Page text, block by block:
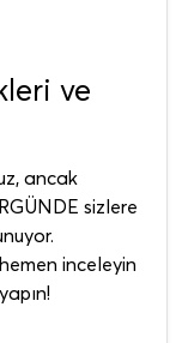
ve
ancak
sizlere
inceleyin